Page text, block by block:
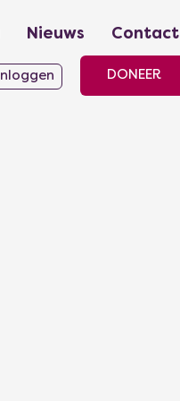
Nieuws Contact
Inloggen DONEER